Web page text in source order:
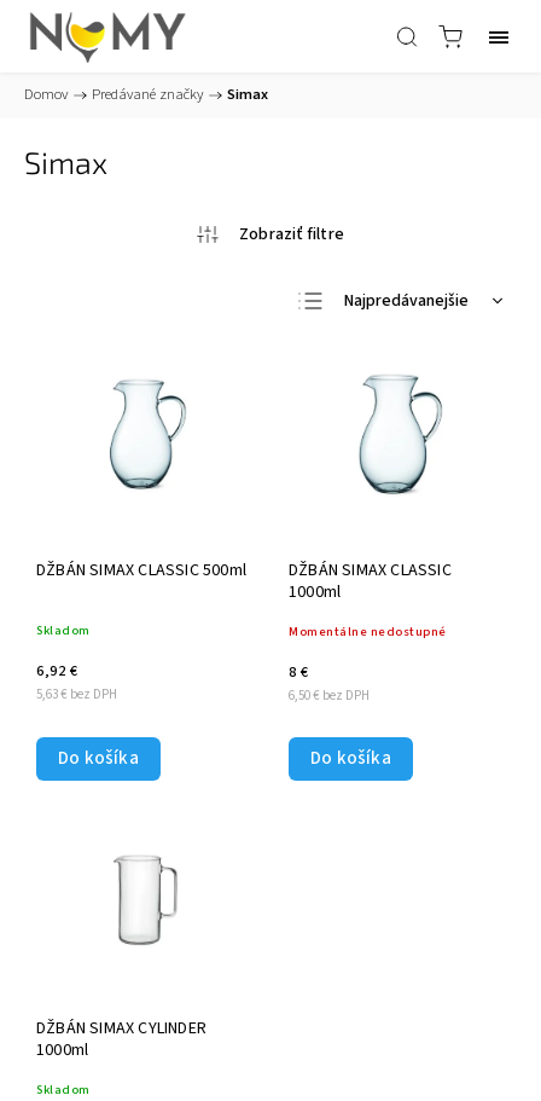
Domov / Predávané značky / Simax
Simax
Najpredávanejšie
Najdrahšie
Abecedne
DŽBÁN SIMAX CLASSIC 500ml
Skladom
5,63 € bez DPH
6,92 €
Do košíka
DŽBÁN SIMAX CLASSIC
1000ml
Momentálne nedostupné
6,50 € bez DPH
8 €
Do košíka
DŽBÁN SIMAX CYLINDER
1000ml
Skladom